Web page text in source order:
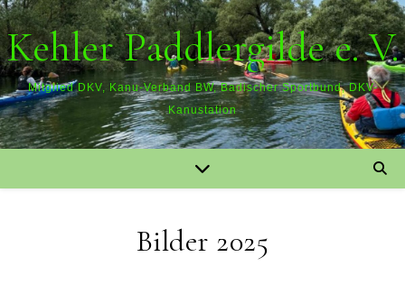
Kehler Paddlergilde e. V.
Mitglied DKV, Kanu-Verband BW, Badischer Sportbund, DKV-
Kanustation
Bilder 2025